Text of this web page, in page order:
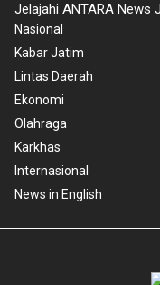
Jelajahi ANTARA News
Nasional
Kabar Jatim
Lintas Daerah
Ekonomi
Olahraga
Karkhas
Internasional
News in English